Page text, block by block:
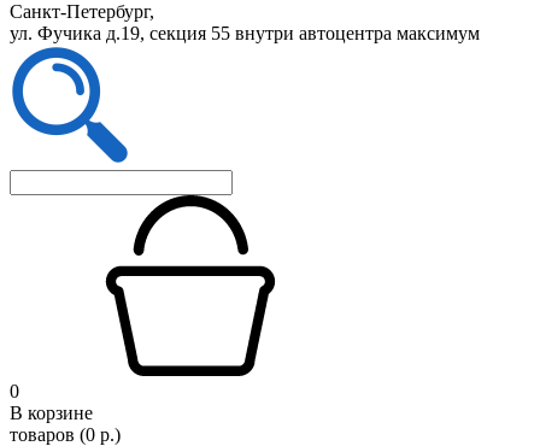
Санкт-Петербург,
ул. Фучика д.19, секция 55 внутри автоцентра максимум
0
В корзине
товаров (0 р.)